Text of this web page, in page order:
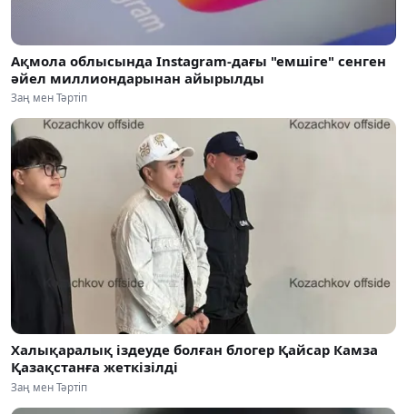
Ақмола облысында Instagram-дағы "емшіге" сенген
әйел миллиондарынан айырылды
Заң мен Тәртіп
Халықаралық іздеуде болған блогер Қайсар Камза
Қазақстанға жеткізілді
Заң мен Тәртіп